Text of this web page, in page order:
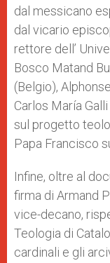
dal messicano
dal vicario
rettore dell’
Bosco Matand
(Belgio),
Carlos María
sul progetto
Papa Francisco
Infine, oltre al
firma di Armand
vice-decano,
Teologia di
cardinali e gli